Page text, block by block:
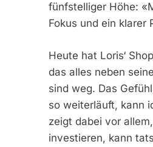
fünfstelliger Höhe:
Fokus und ein klarer
Heute hat Loris‘
das alles neben
sind weg. Das
so weiterläuft, kann
zeigt dabei vor
investieren, kann